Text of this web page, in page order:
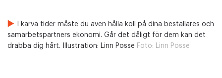
I kärva tider måste du även hålla koll på dina beställares och
samarbetspartners ekonomi. Går det dåligt för dem kan det
drabba dig hårt. Illustration: Linn Posse Foto: Linn Posse